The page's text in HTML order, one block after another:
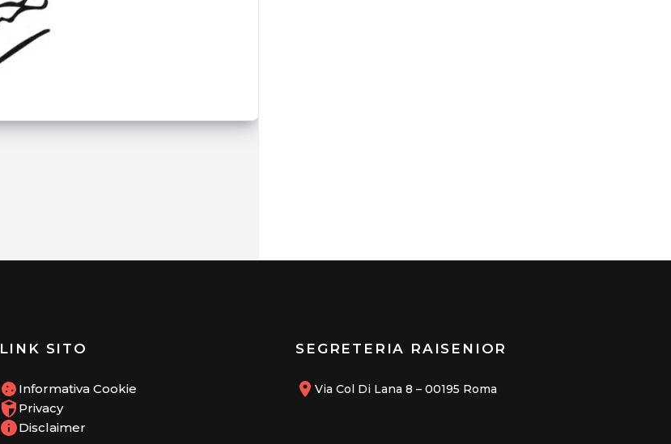
LINK SITO
Informativa Cookie
Privacy
Disclaimer
SEGRETERIA RAISENIOR
Via Col Di Lana 8 – 00195 Roma